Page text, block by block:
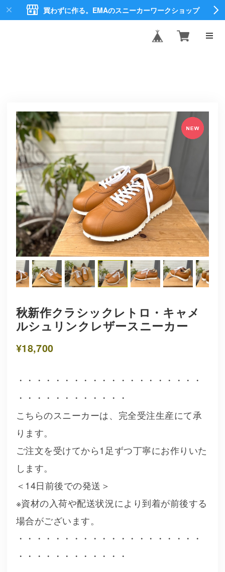
買わずに作る。EMAのスニーカーワークショップ
秋新作クラシックレトロ・キャメ
ルシュリンクレザースニーカー
¥18,700
・・・・・・・・・・・・・・・・・・・・
・・・・・・・・・・・・
こちらのスニーカーは、完全受注生産にて承
ります。
ご注文を受けてから1足ずつ丁寧にお作りいた
します。
＜14日前後での発送＞
※資材の入荷や配送状況により到着が前後する
場合がございます。
・・・・・・・・・・・・・・・・・・・・
・・・・・・・・・・・・